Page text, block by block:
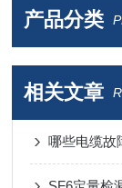
产品分类
相关文章
哪些电缆故